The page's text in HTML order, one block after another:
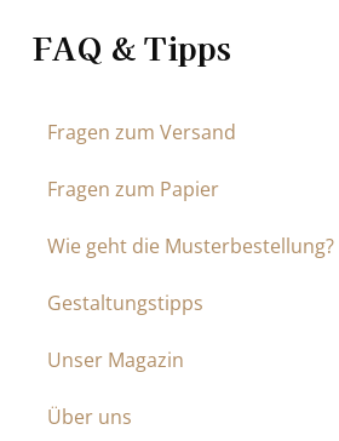
FAQ & Tipps
Fragen zum Versand
Fragen zum Papier
Wie geht die Musterbestellung?
Gestaltungstipps
Unser Magazin
Über uns